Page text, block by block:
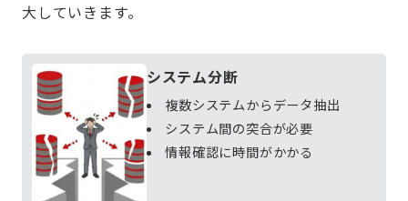
大していきます。
システム分断
複数システムからデータ抽出
システム間の突合が必要
情報確認に時間がかかる